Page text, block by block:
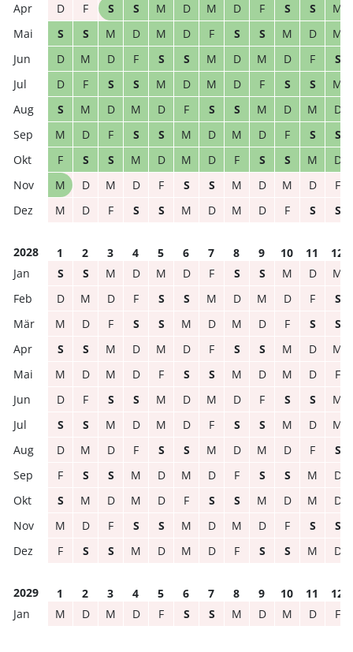
D
F S S M D M D F S S
M
S
S M D M D F S S M D
M
D
M D F S S M D M D F
S
D
F S S M D M D F S S
M
S
M D M D F S S M D M
D
M
D F S S M D M D F S
S
F
S S M D M D F S S M
D
M
D M D F S S M D M D
F
M
D F S S M D M D F S S
2028 1 2 3 4 5 6 7 8 9 10 11
12
S
S M D M D F S S M D
M
D
M D F S S M D M D F
S
M
D F S S M D M D F S
S
S
S M D M D F S S M D
M
M
D M D F S S M D M D
F
D
F S S M D M D F S S
M
S
S M D M D F S S M D
M
D
M D F S S M D M D F
S
F
S S M D M D F S S M
D
S
M D M D F S S M D M
D
M
D F S S M D M D F S
S
F
S S M D M D F S S M D
2029 1 2 3 4 5 6 7 8 9 10 11
12
M
D M D F S S M D M D F